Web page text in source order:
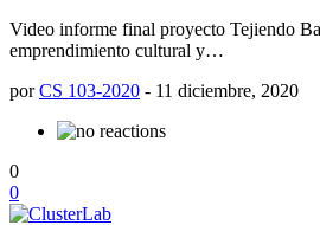
Video informe final proyecto Tejiendo
emprendimiento cultural y…
porCS 103-2020 - 11 diciembre, 2020
0
0